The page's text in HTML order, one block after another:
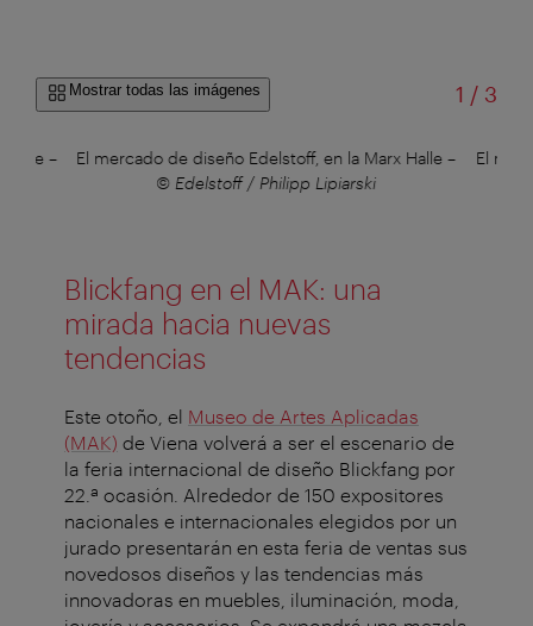
Mostrar todas las imágenes 1 /de
3
Halle– El mercado de diseño Edelstoff, en la Marx Halle –
© Edelstoff / Philipp Lipiarski
El
Blickfang en el MAK: una
mirada hacia nuevas
tendencias
Este otoño, el Museo de Artes Aplicadas
(MAK) de Viena volverá a ser el escenario de
la feria internacional de diseño Blickfang por
22.ª ocasión. Alrededor de 150 expositores
nacionales e internacionales elegidos por un
jurado presentarán en esta feria de ventas sus
novedosos diseños y las tendencias más
innovadoras en muebles, iluminación, moda,